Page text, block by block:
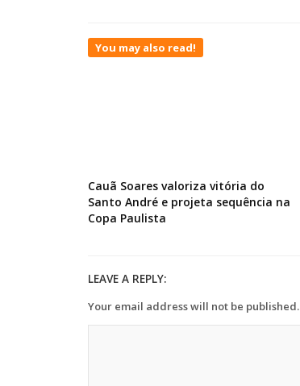
You may also read!
Cauã Soares valoriza vitória do
Santo André e projeta sequência na
Copa Paulista
LEAVE A REPLY:
Your email address will not be published.